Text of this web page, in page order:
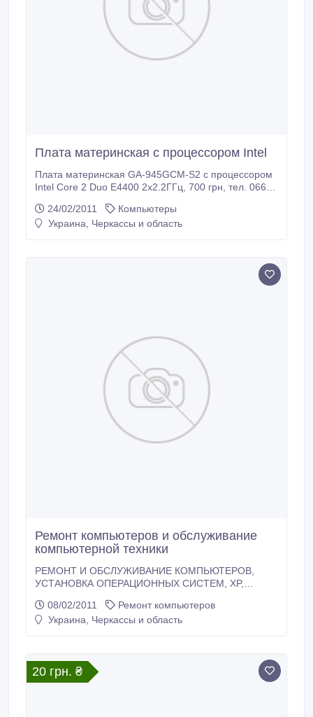
Плата материнская с процессором Intel
Плата материнская GA-945GCM-S2 с процессором
Intel Core 2 Duo E4400 2х2.2ГГц, 700 грн, тел. 066-
24/02/2011
Компьютеры
Украина, Черкассы и область
Ремонт компьютеров и обслуживание
компьютерной техники
РЕМОНТ И ОБСЛУЖИВАНИЕ КОМПЬЮТЕРОВ,
УСТАНОВКА ОПЕРАЦИОННЫХ СИСТЕМ, XP,
ПРОГРАММ. Настройка принтера, модема,
сканера... Лечение вирусов Подбор драйверов в
08/02/2011
Ремонт компьютеров
Украина, Черкассы и область
20 грн. ₴